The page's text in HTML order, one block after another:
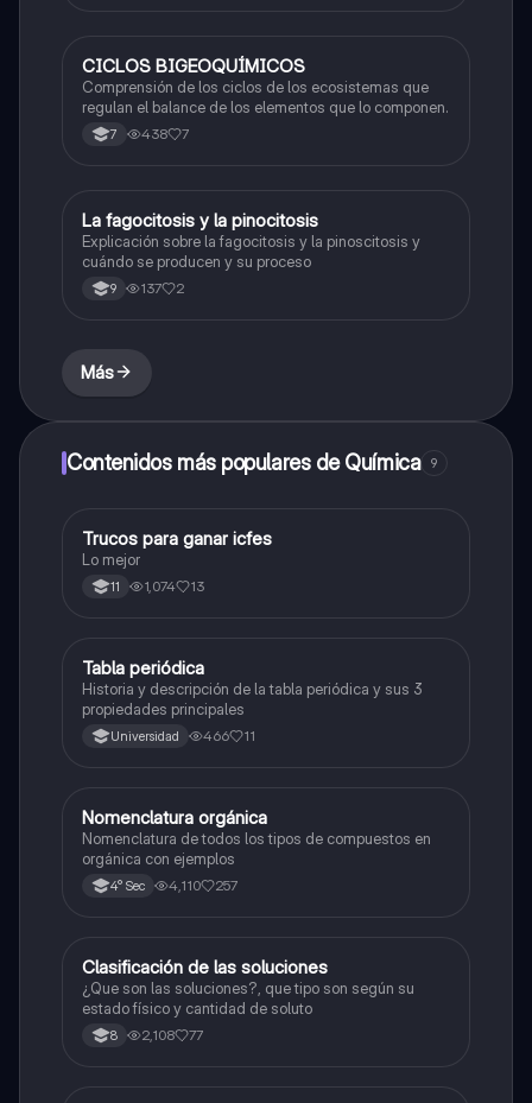
Biologia
CICLOS BIGEOQUÍMICOS
Comprensión de los ciclos de los ecosistemas que
regulan el balance de los elementos que lo componen.
7 438 7
Biologia
La fagocitosis y la pinocitosis
Explicación sobre la fagocitosis y la pinoscitosis y
cuándo se producen y su proceso
9 137 2
Más
Contenidos más populares de Química 9
Química
Trucos para ganar icfes
Lo mejor
11 1,074 13
Química
Tabla periódica
Historia y descripción de la tabla periódica y sus 3
propiedades principales
Universidad 466 11
Química
Nomenclatura orgánica
Nomenclatura de todos los tipos de compuestos en
orgánica con ejemplos
4° Sec 4,110 257
Química
Clasificación de las soluciones
¿Que son las soluciones?, que tipo son según su
estado físico y cantidad de soluto
8 2,108 77